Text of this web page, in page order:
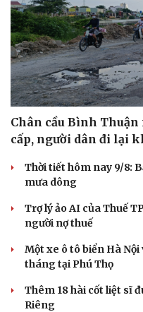
Chân cầu Bình
cấp, người dân đi lại
Thời tiết hôm nay 9/8:
mưa dông
Trợ lý ảo AI của Thuế
người nợ thuế
Một xe ô tô biển Hà
tháng tại Phú Thọ
Thêm 18 hài cốt liệt sĩ
Riêng